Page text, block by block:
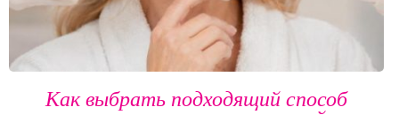
Как выбрать подходящий способ